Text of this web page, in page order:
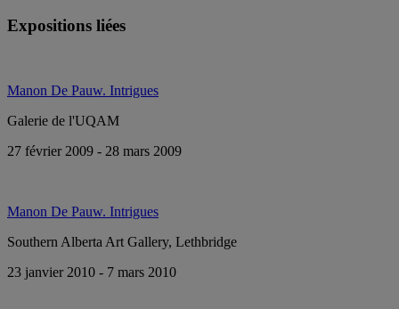
Expositions liées
Manon De Pauw. Intrigues
Galerie de l'UQAM
27 février 2009 - 28 mars 2009
Manon De Pauw. Intrigues
Southern Alberta Art Gallery, Lethbridge
23 janvier 2010 - 7 mars 2010